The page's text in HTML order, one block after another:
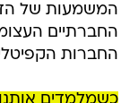
המשמעות של
החברתיים
החברות
כשמלמדים